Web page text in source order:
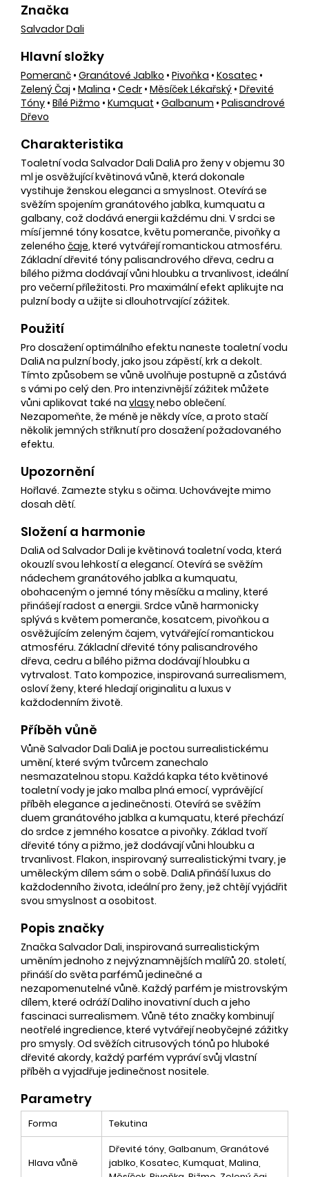
Značka
Salvador Dali
Hlavní složky
Pomeranč • Granátové Jablko • Pivoňka • Kosatec •
Zelený Čaj • Malina • Cedr • Měsíček Lékařský • Dřevité
Tóny • Bílé Pižmo • Kumquat • Galbanum • Palisandrové
Dřevo
Charakteristika
Toaletní voda Salvador Dali DaliA pro ženy v objemu 30
ml je osvěžující květinová vůně, která dokonale
vystihuje ženskou eleganci a smyslnost. Otevírá se
svěžím spojením granátového jablka, kumquatu a
galbany, což dodává energii každému dni. V srdci se
mísí jemné tóny kosatce, květu pomeranče, pivoňky a
zeleného čaje, které vytvářejí romantickou atmosféru.
Základní dřevité tóny palisandrového dřeva, cedru a
bílého pižma dodávají vůni hloubku a trvanlivost, ideální
pro večerní příležitosti. Pro maximální efekt aplikujte na
pulzní body a užijte si dlouhotrvající zážitek.
Použití
Pro dosažení optimálního efektu naneste toaletní vodu
DaliA na pulzní body, jako jsou zápěstí, krk a dekolt.
Tímto způsobem se vůně uvolňuje postupně a zůstává
s vámi po celý den. Pro intenzivnější zážitek můžete
vůni aplikovat také na vlasynebo oblečení.
Nezapomeňte, že méně je někdy více, a proto stačí
několik jemných stříknutí pro dosažení požadovaného
efektu.
Upozornění
Hořlavé. Zamezte styku s očima. Uchovávejte mimo
dosah dětí.
Složení a harmonie
DaliA od Salvador Dali je květinová toaletní voda, která
okouzlí svou lehkostí a elegancí. Otevírá se svěžím
nádechem granátového jablka a kumquatu,
obohaceným o jemné tóny měsíčku a maliny, které
přinášejí radost a energii. Srdce vůně harmonicky
splývá s květem pomeranče, kosatcem, pivoňkou a
osvěžujícím zeleným čajem, vytvářející romantickou
atmosféru. Základní dřevité tóny palisandrového
dřeva, cedru a bílého pižma dodávají hloubku a
vytrvalost. Tato kompozice, inspirovaná surrealismem,
osloví ženy, které hledají originalitu a luxus v
každodenním životě.
Příběh vůně
Vůně Salvador Dali DaliA je poctou surrealistickému
umění, které svým tvůrcem zanechalo
nesmazatelnou stopu. Každá kapka této květinové
toaletní vody je jako malba plná emocí, vyprávějící
příběh elegance a jedinečnosti. Otevírá se svěžím
duem granátového jablka a kumquatu, které přechází
do srdce z jemného kosatce a pivoňky. Základ tvoří
dřevité tóny a pižmo, jež dodávají vůni hloubku a
trvanlivost. Flakon, inspirovaný surrealistickými tvary, je
uměleckým dílem sám o sobě. DaliA přináší luxus do
každodenního života, ideální pro ženy, jež chtějí vyjádřit
svou smyslnost a osobitost.
Popis značky
Značka Salvador Dali, inspirovaná surrealistickým
uměním jednoho z nejvýznamnějších malířů 20. století,
přináší do světa parfémů jedinečné a
nezapomenutelné vůně. Každý parfém je mistrovským
dílem, které odráží Daliho inovativní duch a jeho
fascinaci surrealismem. Vůně této značky kombinují
neotřelé ingredience, které vytvářejí neobyčejné zážitky
pro smysly. Od svěžích citrusových tónů po hluboké
dřevité akordy, každý parfém vypráví svůj vlastní
příběh a vyjadřuje jedinečnost nositele.
Parametry
Forma Tekutina
Hlava vůně
Dřevité tóny, Galbanum, Granátové
jablko, Kosatec, Kumquat, Malina,